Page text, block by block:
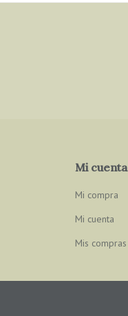
Mi cuenta
Mi compra
Mi cuenta
Mis compras